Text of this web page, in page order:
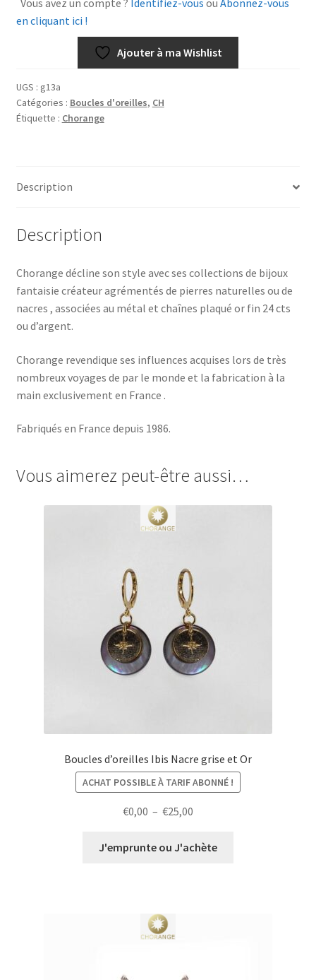
Ibis
Nacre
en cliquant ici !
Ajouter à ma Wishlist
UGS : g13a
Catégories : Boucles d'oreilles, CH
Étiquette : Chorange
Description
Description
Chorange décline son style avec ses collections de bijoux
fantaisie créateur agrémentés de pierres naturelles ou de
nacres , associées au métal et chaînes plaqué or fin 24 cts
ou d’argent.
Chorange revendique ses influences acquises lors de très
nombreux voyages de par le monde et la fabrication à la
main exclusivement en France .
Fabriqués en France depuis 1986.
Vous aimerez peut-être aussi…
Boucles d’oreilles Ibis Nacre grise et Or
ACHAT POSSIBLE À TARIF ABONNÉ !
€0,00 – €25,00
prix :
J'emprunte ou J'achète